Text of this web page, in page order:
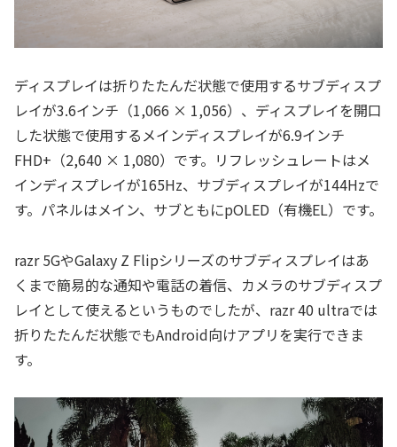
ディスプレイは折りたたんだ状態で使用するサブディスプ
レイが3.6インチ（1,066 × 1,056）、ディスプレイを開口
した状態で使用するメインディスプレイが6.9インチ
FHD+（2,640 × 1,080）です。リフレッシュレートはメ
インディスプレイが165Hz、サブディスプレイが144Hzで
す。パネルはメイン、サブともにpOLED（有機EL）です。
razr 5GやGalaxy Z Flipシリーズのサブディスプレイはあ
くまで簡易的な通知や電話の着信、カメラのサブディスプ
レイとして使えるというものでしたが、razr 40 ultraでは
折りたたんだ状態でもAndroid向けアプリを実行できま
す。